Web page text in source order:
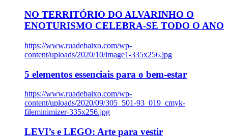
NO TERRITÓRIO DO ALVARINHO O
ENOTURISMO CELEBRA-SE TODO O ANO
https://www.ruadebaixo.com/wp-
content/uploads/2020/10/image1-335x256.jpg
5 elementos essenciais para o bem-estar
https://www.ruadebaixo.com/wp-
content/uploads/2020/09/305_501-93_019_cmyk-
fileminimizer-335x256.jpg
LEVI’s e LEGO: Arte para vestir